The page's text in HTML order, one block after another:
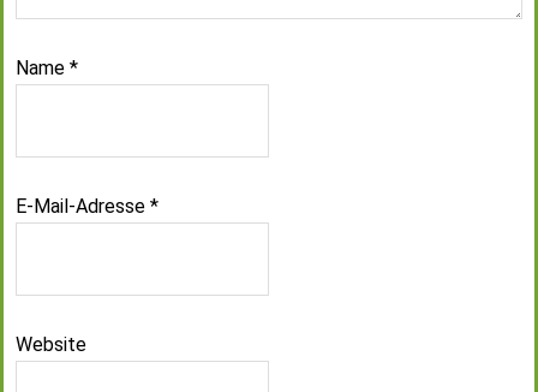
Name *
E-Mail-Adresse *
Website